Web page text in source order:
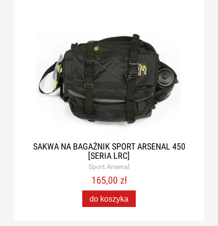
SAKWA NA BAGAŻNIK SPORT ARSENAL 450
[SERIA LRC]
Sport Arsenal
165,00 zł
do koszyka